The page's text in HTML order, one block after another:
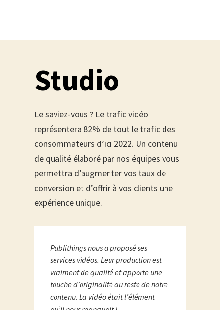
Studio
Le saviez-vous ? Le trafic vidéo
représentera 82% de tout le trafic des
consommateurs d’ici 2022. Un contenu
de qualité élaboré par nos équipes vous
permettra d’augmenter vos taux de
conversion et d’offrir à vos clients une
expérience unique.
Publithings nous a proposé ses
services vidéos. Leur production est
vraiment de qualité et apporte une
touche d’originalité au reste de notre
contenu. La vidéo était l’élément